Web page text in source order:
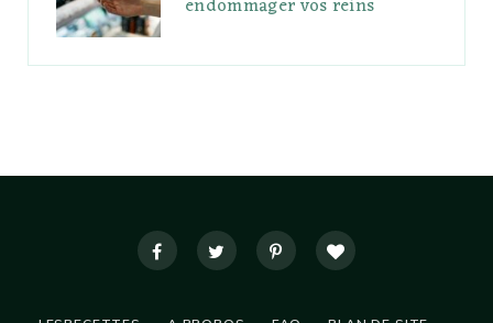
endommager vos reins